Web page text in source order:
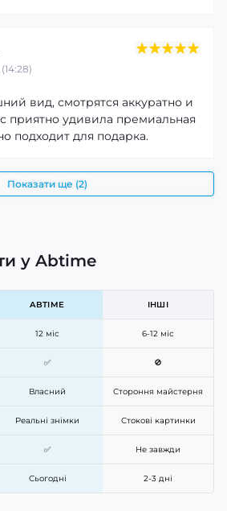
вид, смотрятся аккуратно и
приятно удивила премиальная
подходит для подарка.
Показати ще (2)
у Abtime
ABTIME ІНШІ
12 міс 6-12 міс
✅ 🚫
Власний Стороння майстерня
Реальні знімки Стокові картинки
✅ Не завжди
Сьогодні 2-3 дні